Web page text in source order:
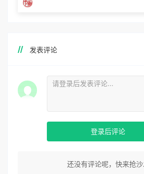
发表评论
登录后评论
还没有评论呢，快来抢